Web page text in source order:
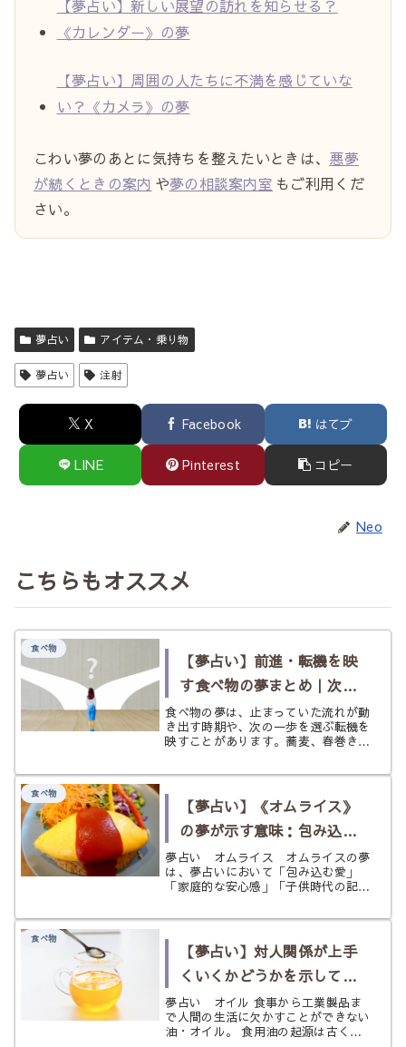
【夢占い】新しい展望の訪れを知らせる？
《カレンダー》の夢
【夢占い】周囲の人たちに不満を感じていな
い？《カメラ》の夢
こわい夢のあとに気持ちを整えたいときは、 悪夢
が続くときの案内 や夢の相談案内室 もご利用くだ
さい。
夢占い アイテム・乗り物
夢占い 注射
X Facebook はてブ
LINE Pinterest コピー
Neo
こちらもオススメ
食べ物
【夢占い】前進・転機を映
す食べ物の夢まとめ｜次の
一歩を選び取り、流れを動
かすサイン
食べ物の夢は、止まっていた流れが動
き出す時期や、次の一歩を選ぶ転機を
映すことがあります。蕎麦、春巻き、
ら、前進の気配と切り替わりの意味を
食べ物
【夢占い】《オムライス》
の夢が示す意味：包み込む
愛と子供時代の安心感
夢占い オムライス オムライスの夢
は、夢占いにおいて「包み込む愛」
「家庭的な安心感」「子供時代の記
らしい創造性」を表す夢です。 オム
さしく包んだ料理です。卵は夢占いで
可能性...
食べ物
【夢占い】対人関係が上手
くいくかどうかを示してい
る？《油・オイル》の夢
夢占い オイル 食事から工業製品ま
で人間の生活に欠かすことができない
油・オイル。 食用油の起源は古く、